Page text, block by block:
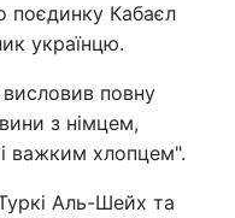
поєдинку Кабаєл
українцю.
висловив повну
з німцем,
важким хлопцем".
Аль-Шейх та